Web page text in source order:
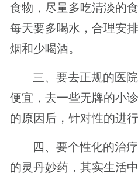
食物，尽量多吃清淡的
每天要多喝水，合理安
烟和少喝酒。
三、要去正规的医
便宜，去一些无牌的小
的原因后，针对性的进行
四、要个性化的治
的灵丹妙药，其实生活